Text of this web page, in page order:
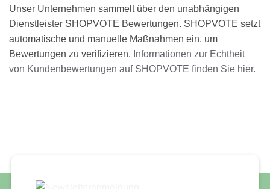
Unser Unternehmen sammelt über den unabhängigen
Dienstleister SHOPVOTE Bewertungen. SHOPVOTE setzt
automatische und manuelle Maßnahmen ein, um
Bewertungen zu verifizieren. Informationen zur Echtheit
von Kundenbewertungen auf SHOPVOTE finden Sie hier.